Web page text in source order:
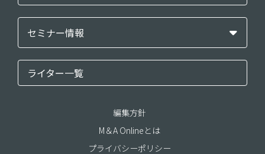
セミナー情報
ライター一覧
編集方針
M＆A Onlineとは
プライバシーポリシー